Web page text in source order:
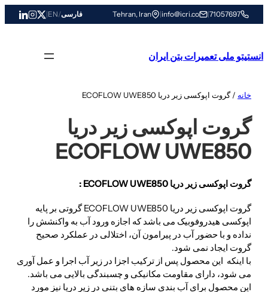
به
71057697
|
info@icri.co
|
Tehran, Iran فارسی/
EN
|
انستیتو ملی تعمیرات بتن ایران
خانه / گروت اپوکسی زیر دریا ECOFLOW UWE850
گروت اپوکسی زیر دریا
ECOFLOW UWE850
گروت اپوکسی زیر دریا ECOFLOW UWE850 :
گروت اپوکسی زیر دریا ECOFLOW UWE850 گروتی بر پایه
اپوکسی هیدروفوبیک می باشد که اجازه ورود آب به واکنشش را
نداده و با حضور آب در پیرامون آن، اختلالی در عملکرد صحیح
گروت ایجاد نمی شود.
با اینکه این محصول پس از ترکیب اجزا در زیر آب اجرا و عمل آوری
می شود، دارای مقاومت مکانیکی و چسبندگی بالایی می باشد.
این محصول برای آب بندی سازه های بتنی در زیر دریا نیز مورد